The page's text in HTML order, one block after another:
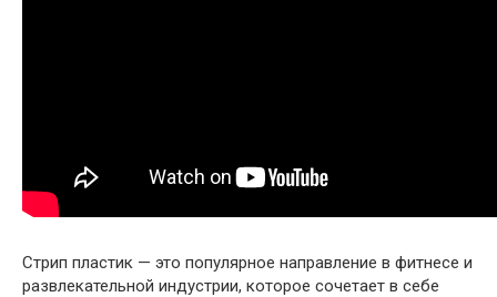
Стрип пластик — это популярное направление в фитнесе и
развлекательной индустрии, которое сочетает в себе